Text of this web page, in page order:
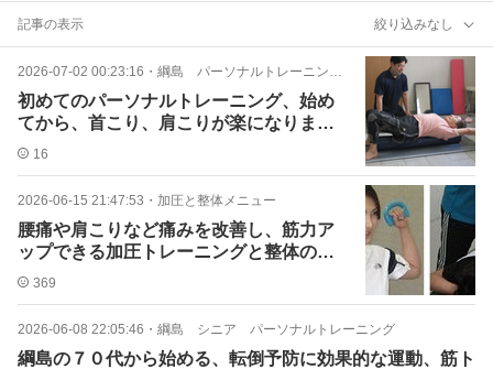
記事の表示 絞り込みなし
2026-07-02 00:23:16 ・ 綱島 パーソナルトレーニングジム
初めてのパーソナルトレーニング、始め
てから、首こり、肩こりが楽になりまし
た。
16
2026-06-15 21:47:53 ・ 加圧と整体メニュー
腰痛や肩こりなど痛みを改善し、筋力ア
ップできる加圧トレーニングと整体のメ
ニュー
369
2026-06-08 22:05:46 ・ 綱島 シニア パーソナルトレーニング
綱島の７０代から始める、転倒予防に効果的な運動、筋ト